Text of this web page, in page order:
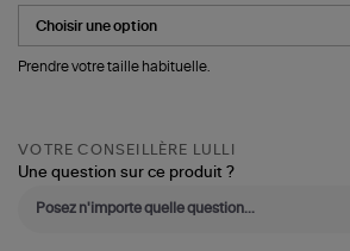
Prendre votre taille habituelle.
VOTRE CONSEILLÈRE LULLI
Une question sur ce produit ?